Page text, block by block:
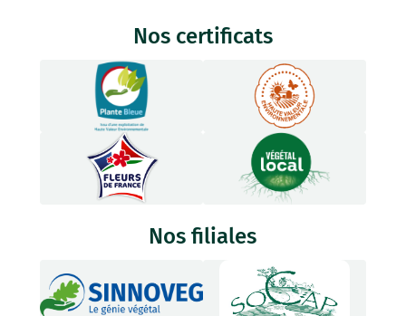
Nos certificats
Nos filiales